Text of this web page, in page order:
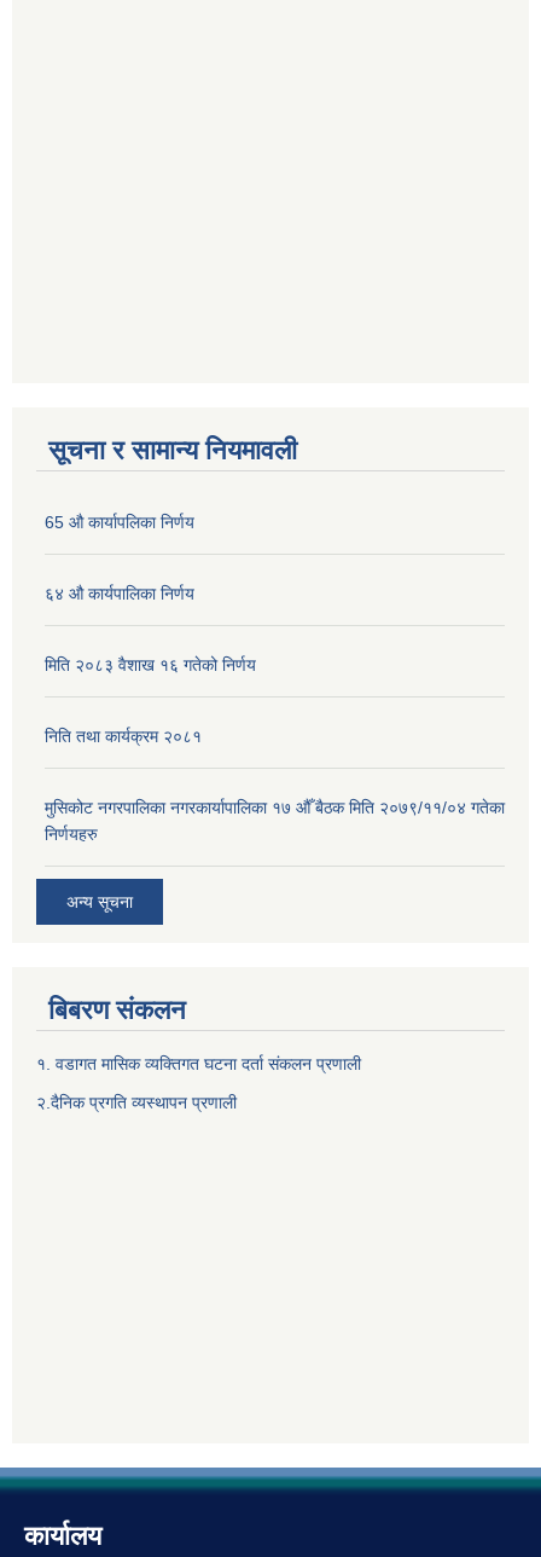
सूचना र सामान्य नियमावली
65 औ कार्यापलिका निर्णय
६४ औ कार्यपालिका निर्णय
मिति २०८३ वैशाख १६ गतेको निर्णय
निति तथा कार्यक्रम २०८१
मुसिकोट नगरपालिका नगरकार्यापालिका १७ औँ बैठक मिति २०७९/११/०४ गतेका
निर्णयहरु
अन्य सूचना
बिबरण संकलन
१. वडागत मासिक व्यक्तिगत घटना दर्ता संकलन प्रणाली
२.दैनिक प्रगति व्यस्थापन प्रणाली
कार्यालय